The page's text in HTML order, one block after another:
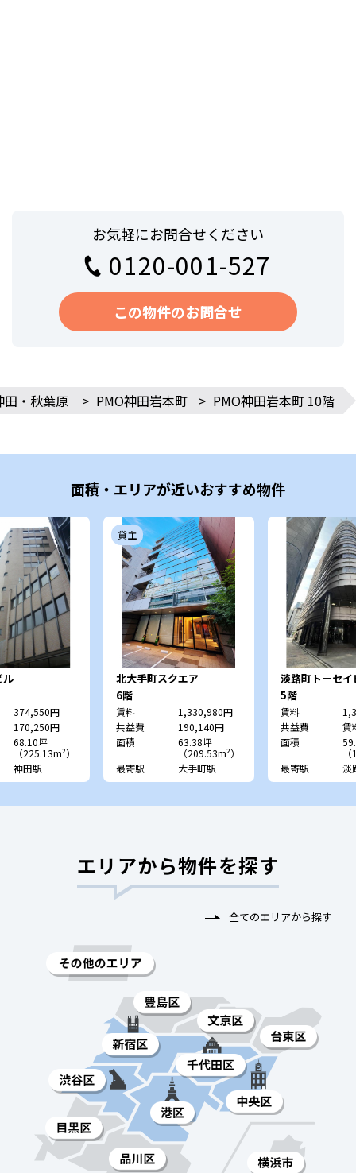
お気軽にお問合せください
0120-001-527
この物件のお問合せ
田・秋葉原 > PMO神田岩本町 > PMO神田岩本町 10階
面積・エリアが近いおすすめ物件
ル
374,550円
170,250円
68.10坪
（225.13m²）
神田駅
貸主
北大手町スクエア
6階
賃料
1,330,980円
共益費
190,140円
面積
63.38坪
（209.53m²）
最寄駅
大手町駅
淡路町トーセイ
5階
賃料
共益費
賃
面積
最寄駅
淡
エリアから物件を探す
全てのエリアから探す